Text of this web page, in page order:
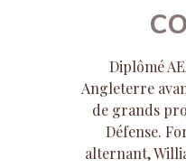
Diplômé
Angleterre
de grands
Défense.
alternant,